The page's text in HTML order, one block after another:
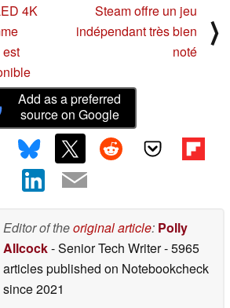
4K
Steam offre un jeu
indépendant très bien
noté
⟩
Add as a preferred
source on Google
Editor of theoriginal article: Polly
Allcock- Senior Tech Writer- 5965
articles published on Notebookcheck
since 2021